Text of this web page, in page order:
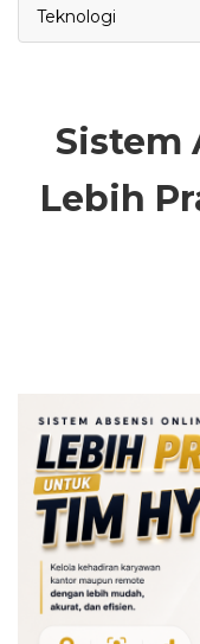
Teknologi
Sistem
Lebih